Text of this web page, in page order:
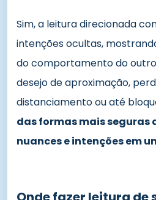
Sim, a leitura direcionada
intenções ocultas,
do comportamento do
desejo de aproximação,
distanciamento ou até
das formas mais seguras
nuances e intenções em